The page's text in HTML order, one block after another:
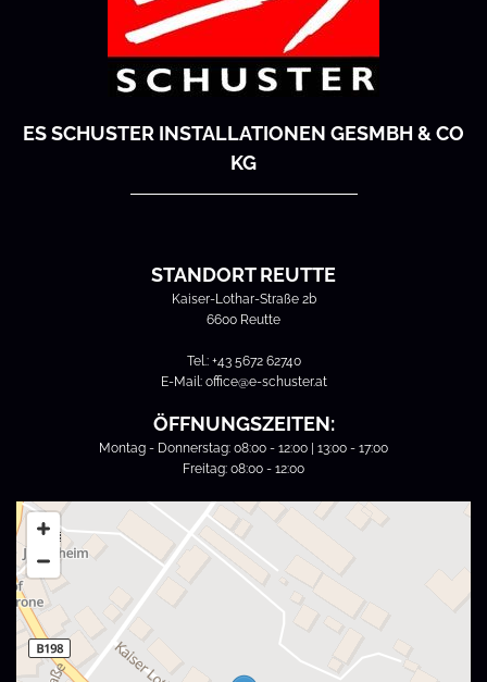
ES SCHUSTER INSTALLATIONEN GESMBH & CO
KG
STANDORT REUTTE
Kaiser-Lothar-Straße 2b
6600 Reutte
Tel.: +43 5672 62740
E-Mail: office@e-schuster.at
ÖFFNUNGSZEITEN:
Montag - Donnerstag: 08:00 - 12:00 | 13:00 - 17:00
Freitag: 08:00 - 12:00